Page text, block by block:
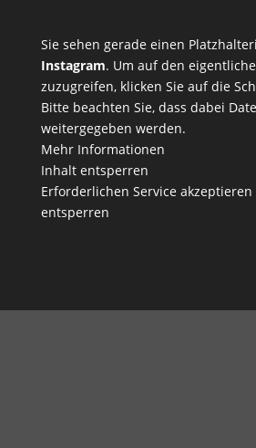
Sie sehen gerade einen
Instagram. Um auf den
zuzugreifen, klicken Sie auf die
Bitte beachten Sie, dass dabei
weitergegeben werden.
Mehr Informationen
Inhalt entsperren
Erforderlichen Service
entsperren